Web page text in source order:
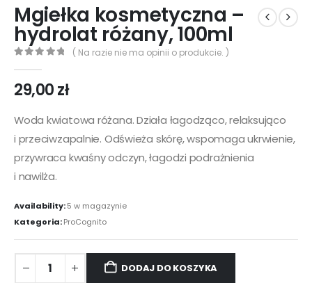
Mgiełka kosmetyczna –
hydrolat różany, 100ml
( Na razie nie ma opinii o produkcie. )
29,00zł
Woda kwiatowa różana. Działa łagodząco, relaksująco
i przeciwzapalnie. Odświeża skórę, wspomaga ukrwienie,
przywraca kwaśny odczyn, łagodzi podrażnienia
i nawilża.
Availability:5 w magazynie
Kategoria:ProCognito
DODAJ DO KOSZYKA